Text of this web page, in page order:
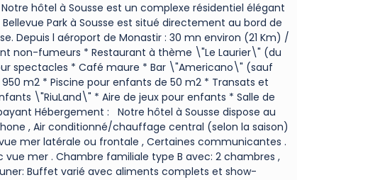
hôtel à Sousse est un complexe résidentiel élégant
Park à Sousse est situé directement au bord de
Depuis l aéroport de Monastir : 30 mn environ (21 Km) /
non-fumeurs * Restaurant à thème \"Le Laurier\" (du
spectacles * Café maure * Bar \"Americano\" (sauf
m2 * Piscine pour enfants de 50 m2 * Transats et
\"RiuLand\" * Aire de jeux pour enfants * Salle de
Hébergement : Notre hôtel à Sousse dispose au
, Air conditionné/chauffage central (selon la saison)
mer latérale ou frontale , Certaines communicantes .
mer . Chambre familiale type B avec: 2 chambres ,
Buffet varié avec aliments complets et show-